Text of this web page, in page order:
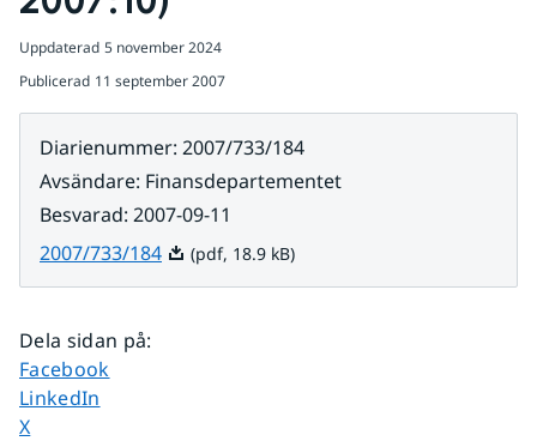
Uppdaterad 5 november 2024
Publicerad 11 september 2007
Diarienummer: 2007/733/184
Avsändare: Finansdepartementet
Besvarad: 2007-09-11
2007/733/184Pdf, 18.9 kB.
(pdf, 18.9 kB)
Dela sidan på:
Dela sidan på
Facebook
Dela sidan på
LinkedIn
Dela sidan på
X